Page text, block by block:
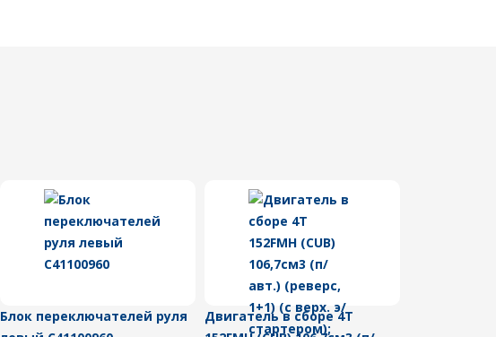
Блок переключателей руля
Двигатель в сборе 4Т